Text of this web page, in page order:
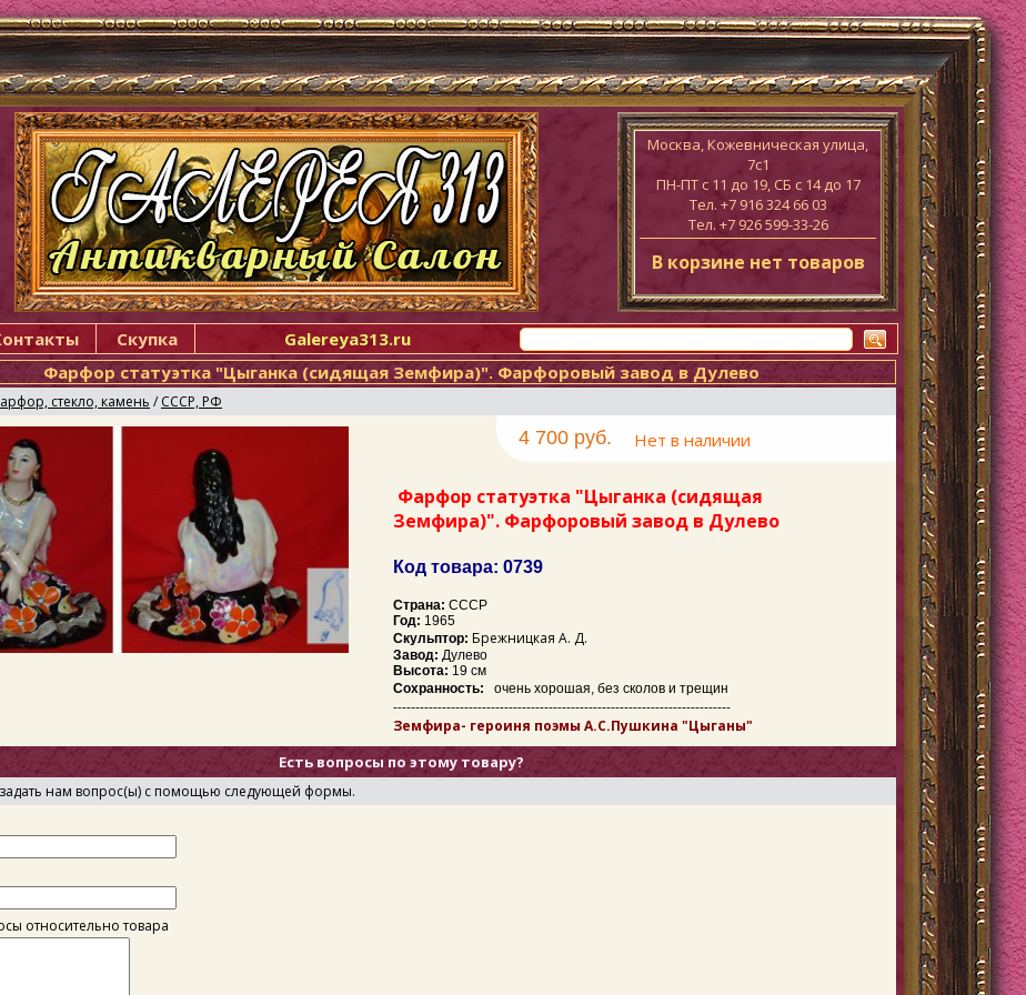
Москва, Кожевническая улица,
7с1
ПН-ПТ c 11 до 19, СБ с 14 до 17
Тел. +7 916 324 66 03
Тел. +7 926 599-33-26
В корзине нет товаров
Скупка
Galereya313.ru
Фарфор статуэтка "Цыганка (сидящая Земфира)". Фарфоровый завод в Дулево
стекло, камень / СССР, РФ
4 700 руб. Нет в наличии
Фарфор статуэтка "Цыганка (сидящая
Земфира)". Фарфоровый завод в Дулево
Код товара: 0739
Страна: СССР
Год: 1965
Скульптор: Брежницкая А. Д.
Завод: Дулево
Высота: 19 см
Сохранность:
очень хорошая, без сколов и трещин
----------------------------------------------------------------------------
Земфира- героиня поэмы А.С.Пушкина "Цыганы"
Есть вопросы по этому товару?
нам вопрос(ы) с помощью следующей формы.
относительно товара